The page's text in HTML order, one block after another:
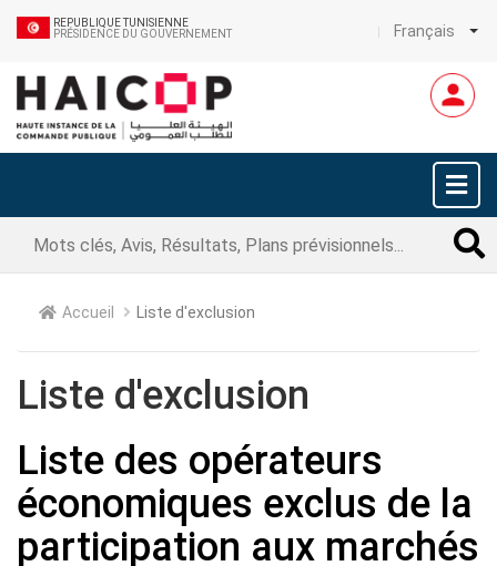
REPUBLIQUE TUNISIENNE
PRÉSIDENCE DU GOUVERNEMENT
Français
Accueil Liste d'exclusion
Liste d'exclusion
Liste des opérateurs
économiques exclus de la
participation aux marchés